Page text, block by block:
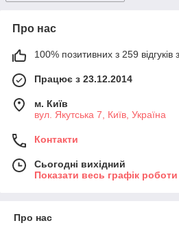
Про нас
100% позитивних з 259 відгуків
Працює з 23.12.2014
м. Київ
вул. Якутська 7, Київ, Україна
Контакти
Сьогодні вихідний
Показати весь графік роботи
Про нас